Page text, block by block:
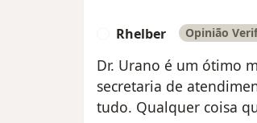
Rhelber Opinião
Dr. Urano é um ótimo
secretaria de
tudo. Qualquer coisa